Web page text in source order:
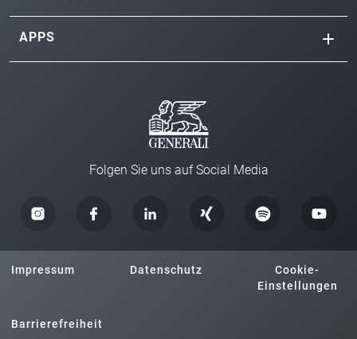
APPS
Folgen Sie uns auf Social Media
Impressum Datenschutz
Cookie-
Einstellungen
Barrierefreiheit